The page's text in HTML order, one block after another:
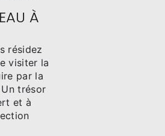
À
résidez
visiter la
par la
trésor
et à